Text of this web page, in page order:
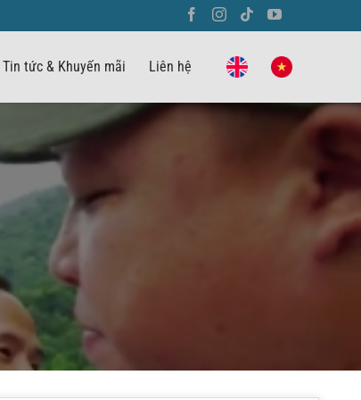
Tin tức & Khuyến mãi Liên hệ